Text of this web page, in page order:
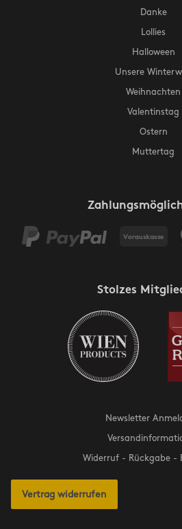
Danke
Lollies
Halloween
Unsere
Weihnachten
Valentinstag
Ostern
Muttertag
Stolzes
Newsletter
Widerruf - Rückgabe -
Vertrag widerrufen